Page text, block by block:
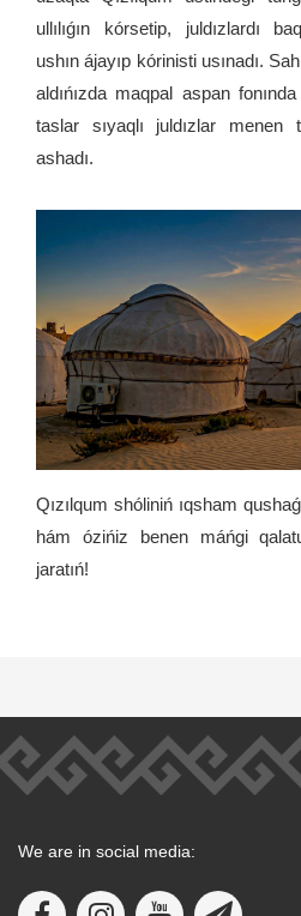
ullılıǵın kórsetip, juldızlardı
ushın ájayıp kórinisti usınadı.
aldıńızda maqpal aspan
taslar sıyaqlı juldızlar menen
ashadı.
Qızılqum shóliniń ıqsham
hám ózińiz benen máńgi
jaratıń!
We are in social media: